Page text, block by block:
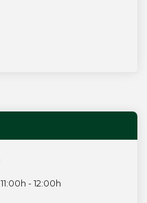
11:00h - 12:00h